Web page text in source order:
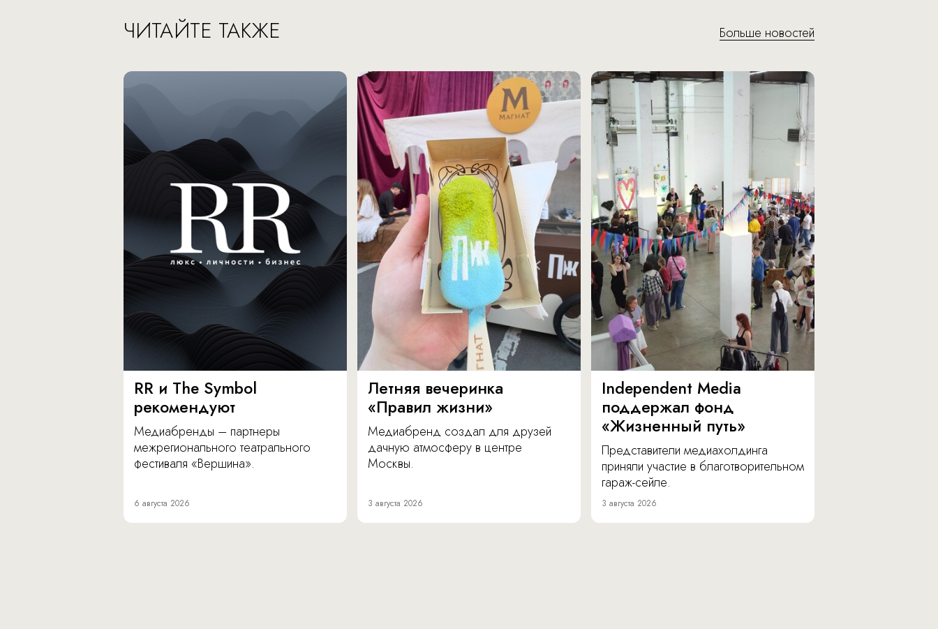
ЧИТАЙТЕ ТАКЖЕ Больше новостей
RR и The Symbol
рекомендуют
Медиабренды – партнеры
межрегионального театрального
фестиваля «Вершина».
6 августа 2026
Летняя вечеринка
«Правил жизни»
Медиабренд создал для друзей
дачную атмосферу в центре
Москвы.
3 августа 2026
Independent Media
поддержал фонд
«Жизненный путь»
Представители медиахолдинга
приняли участие в благотворительном
гараж-сейле.
3 августа 2026